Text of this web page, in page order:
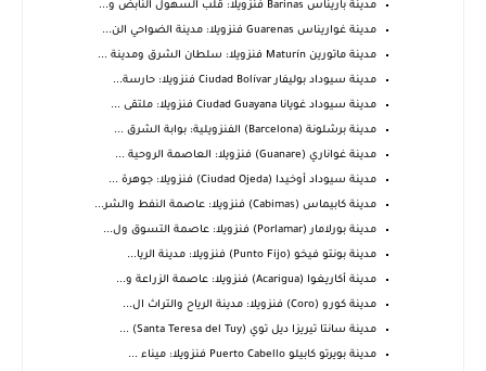
مدينة باريناس Barinas فنزويلا: قلب السهول النابض و...
مدينة غواريناس Guarenas فنزويلا: مدينة الضواحي الن...
مدينة ماتورين Maturín فنزويلا: سلطان الشرق ومدينة ...
مدينة سيوداد بوليفار Ciudad Bolívar فنزويلا: حارسة...
مدينة سيوداد غويانا Ciudad Guayana فنزويلا: ملتقى ...
مدينة برشلونة (Barcelona) الفنزويلية: بوابة الشرق ...
مدينة غواناري (Guanare) فنزويلا: العاصمة الروحية ...
مدينة سيوداد أوخيدا (Ciudad Ojeda) فنزويلا: جوهرة ...
مدينة كابيماس (Cabimas) فنزويلا: عاصمة النفط والشر...
مدينة بورلامار (Porlamar) فنزويلا: عاصمة التسوق ول...
مدينة بونتو فيخو (Punto Fijo) فنزويلا: مدينة الريا...
مدينة أكاريغوا (Acarigua) فنزويلا: عاصمة الزراعة و...
مدينة كورو (Coro) فنزويلا: مدينة الرياح والتراث ال...
مدينة سانتا تيريزا ديل توي (Santa Teresa del Tuy) ...
مدينة بويرتو كابيلو Puerto Cabello فنزويلا: ميناء ...